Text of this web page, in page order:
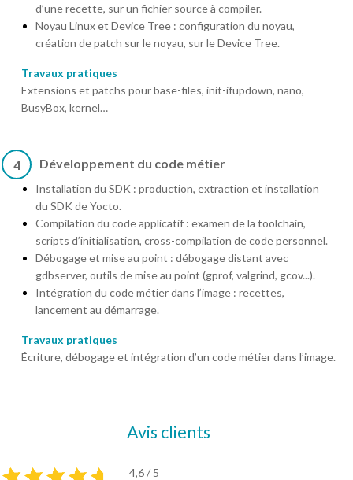
d’une recette, sur un fichier source à compiler.
Noyau Linux et Device Tree : configuration du noyau,
création de patch sur le noyau, sur le Device Tree.
Travaux pratiques
Extensions et patchs pour base-files, init-ifupdown, nano,
BusyBox, kernel…
4 Développement du code métier
Installation du SDK : production, extraction et installation
du SDK de Yocto.
Compilation du code applicatif : examen de la toolchain,
scripts d’initialisation, cross-compilation de code personnel.
Débogage et mise au point : débogage distant avec
gdbserver, outils de mise au point (gprof, valgrind, gcov...).
Intégration du code métier dans l’image : recettes,
lancement au démarrage.
Travaux pratiques
Écriture, débogage et intégration d’un code métier dans l’image.
Avis clients
4,6 / 5